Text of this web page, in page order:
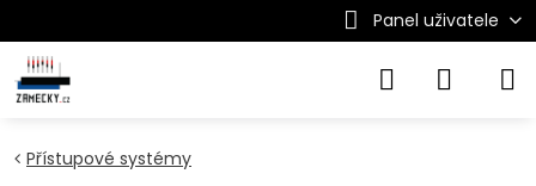
Panel uživatele
Přístupové systémy